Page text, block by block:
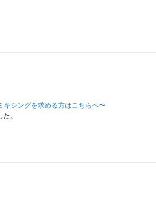
シングを求める方はこちらへ〜
。